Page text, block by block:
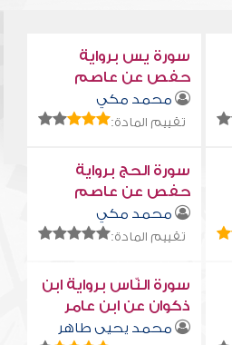
سورة يس برواية
حفص عن عاصم
محمد مكي
تقييم المادة:
سورة الحج برواية
حفص عن عاصم
محمد مكي
تقييم المادة:
سورة النّاس برواية ابن
ذكوان عن ابن عامر
محمد يحيى طاهر